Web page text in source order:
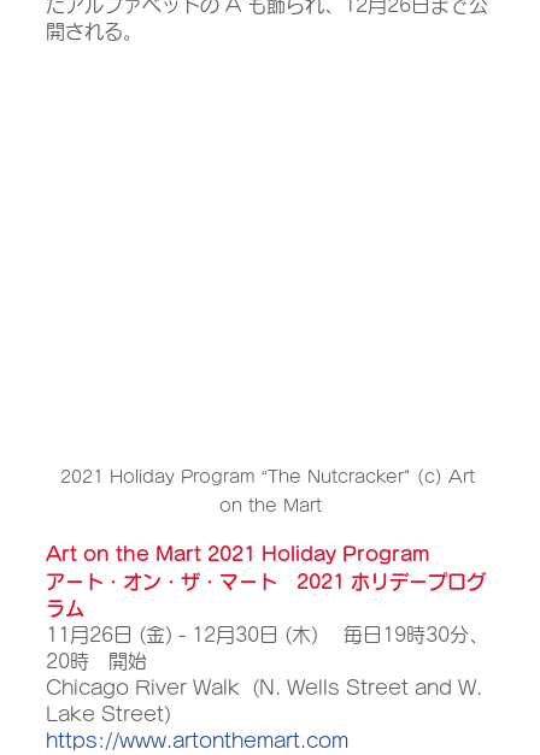
たアルファベットの A も飾られ、12月26日まで公
開される。
2021 Holiday Program “The Nutcracker" (c) Art
on the Mart
Art on the Mart 2021 Holiday Program
アート・オン・ザ・マート　2021 ホリデープログ
ラム
11月26日 (金) - 12月30日 (木) 　毎日19時30分、
20時　開始
Chicago River Walk  (N. Wells Street and W.
Lake Street)
https://www.artonthemart.com